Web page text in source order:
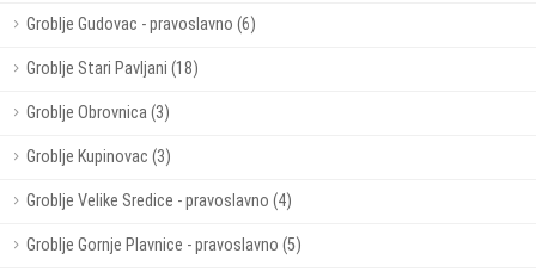
Groblje Gudovac - pravoslavno (6)
Groblje Stari Pavljani (18)
Groblje Obrovnica (3)
Groblje Kupinovac (3)
Groblje Velike Sredice - pravoslavno (4)
Groblje Gornje Plavnice - pravoslavno (5)